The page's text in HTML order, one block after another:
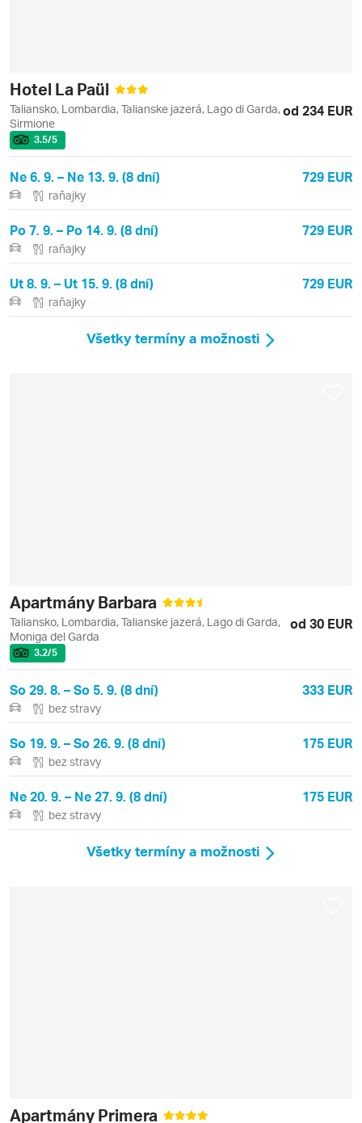
Hotel La Paül
Taliansko, Lombardia, Talianske jazerá, Lago di Garda,
Sirmione
od 234 EUR
3.5/5
Ne 6. 9. – Ne 13. 9. (8 dní) 729 EUR
raňajky
Po 7. 9. – Po 14. 9. (8 dní) 729 EUR
raňajky
Ut 8. 9. – Ut 15. 9. (8 dní) 729 EUR
raňajky
Všetky termíny a možnosti
Apartmány Barbara
Taliansko, Lombardia, Talianske jazerá, Lago di Garda,
Moniga del Garda
od 30 EUR
3.2/5
So 29. 8. – So 5. 9. (8 dní) 333 EUR
bez stravy
So 19. 9. – So 26. 9. (8 dní) 175 EUR
bez stravy
Ne 20. 9. – Ne 27. 9. (8 dní) 175 EUR
bez stravy
Všetky termíny a možnosti
Apartmány Primera